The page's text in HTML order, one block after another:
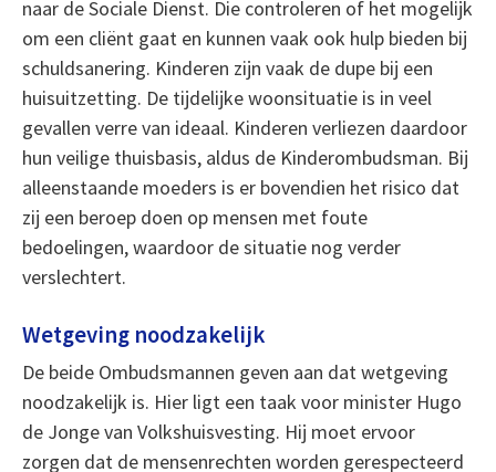
naar de Sociale Dienst. Die controleren of het mogelijk
om een cliënt gaat en kunnen vaak ook hulp bieden bij
schuldsanering. Kinderen zijn vaak de dupe bij een
huisuitzetting. De tijdelijke woonsituatie is in veel
gevallen verre van ideaal. Kinderen verliezen daardoor
hun veilige thuisbasis, aldus de Kinderombudsman. Bij
alleenstaande moeders is er bovendien het risico dat
zij een beroep doen op mensen met foute
bedoelingen, waardoor de situatie nog verder
verslechtert.
Wetgeving noodzakelijk
De beide Ombudsmannen geven aan dat wetgeving
noodzakelijk is. Hier ligt een taak voor minister Hugo
de Jonge van Volkshuisvesting. Hij moet ervoor
zorgen dat de mensenrechten worden gerespecteerd